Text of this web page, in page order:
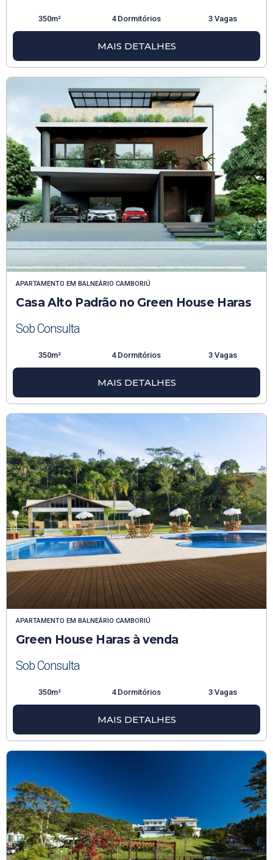
350m² 4 Dormitórios 3 Vagas
MAIS DETALHES
APARTAMENTO EM BALNEÁRIO CAMBORIÚ
Casa Alto Padrão no Green House Haras
Sob Consulta
350m² 4 Dormitórios 3 Vagas
MAIS DETALHES
APARTAMENTO EM BALNEÁRIO CAMBORIÚ
Green House Haras à venda
Sob Consulta
350m² 4 Dormitórios 3 Vagas
MAIS DETALHES